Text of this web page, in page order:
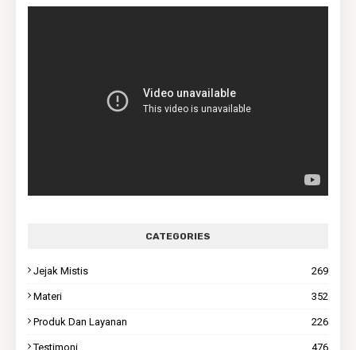
CATEGORIES
Jejak Mistis 269
Materi 352
Produk Dan Layanan 226
Testimoni 476